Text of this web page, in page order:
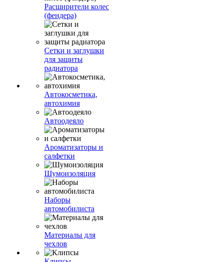
Расширители колес
(фендера)
Сетки и заглушки
для защиты
радиатора
Автокосметика,
автохимия
Автоодеяло
Ароматизаторы и
салфетки
Шумоизоляция
Наборы
автомобилиста
Материалы для
чехлов